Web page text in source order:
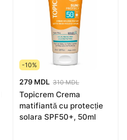
-10%
279 MDL 310 MDL
Topicrem Crema
matifiantă cu protecție
solara SPF50+, 50ml